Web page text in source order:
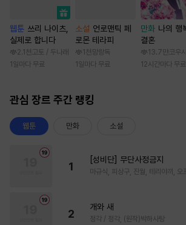
웹툰 쓰리 나이츠,
실제로 합니다
2.1천 고토 / 두나래
1일마다 무료
소설 언로맨틱 페
로몬 테라피
1천 망랑독
1일마다 무료
만화 나의 행
결혼
13.7만 코우
12시간마다 무료
관심 장르 주간 랭킹
웹툰 만화 소설
1
[성비단] 무단사정금지
마규식, 피상구, 진월, 테리야끼, 오
2
개와 새
정각 / 정각, (원작)박하사탕